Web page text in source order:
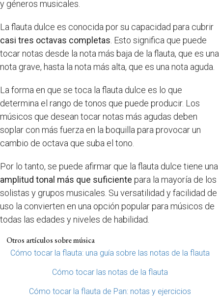
y géneros musicales.
La flauta dulce es conocida por su capacidad para cubrir
casi tres octavas completas . Esto significa que puede
tocar notas desde la nota más baja de la flauta, que es una
nota grave, hasta la nota más alta, que es una nota aguda.
La forma en que se toca la flauta dulce es lo que
determina el rango de tonos que puede producir. Los
músicos que desean tocar notas más agudas deben
soplar con más fuerza en la boquilla para provocar un
cambio de octava que suba el tono.
Por lo tanto, se puede afirmar que la flauta dulce tiene una
amplitud tonal más que suficiente para la mayoría de los
solistas y grupos musicales. Su versatilidad y facilidad de
uso la convierten en una opción popular para músicos de
todas las edades y niveles de habilidad.
Otros artículos sobre música
Cómo tocar la flauta: una guía sobre las notas de la flauta
Cómo tocar las notas de la flauta
Cómo tocar la flauta de Pan: notas y ejercicios